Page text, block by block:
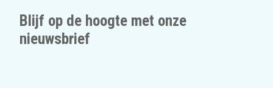
Blijf op de hoogte met onze
nieuwsbrief